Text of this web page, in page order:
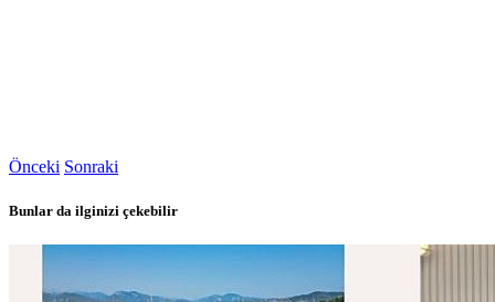
Önceki Sonraki
Bunlar da ilginizi çekebilir